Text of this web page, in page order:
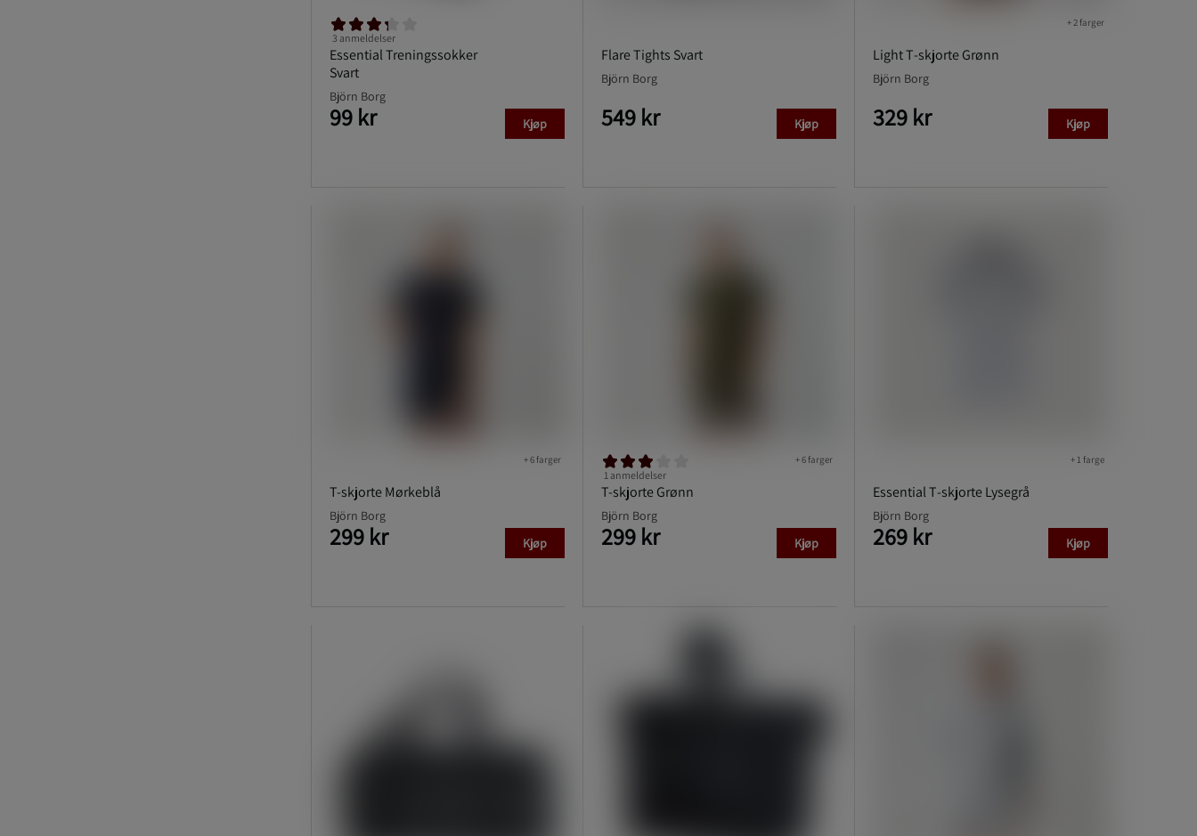
Essential Treningssokker
Svart
3 anmeldelser
Björn Borg
99 kr Kjøp
Flare Tights Svart
Björn Borg
549 kr Kjøp
Light T‑skjorte Grønn
+ 2 farger
Björn Borg
329 kr Kjøp
T-skjorte Mørkeblå
+ 6 farger
Björn Borg
299 kr Kjøp
T-skjorte Grønn
+ 6 farger
1 anmeldelser
Björn Borg
299 kr Kjøp
Essential T‑skjorte Lysegrå
+ 1 farge
Björn Borg
269 kr Kjøp